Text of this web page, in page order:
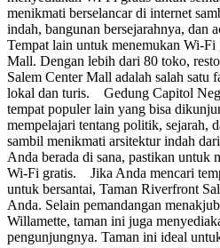
menikmati berselancar di internet
indah, bangunan bersejarahnya, dan
Tempat lain untuk menemukan Wi-Fi
Mall. Dengan lebih dari 80 toko,
Salem Center Mall adalah salah satu
lokal dan turis. Gedung Capitol
tempat populer lain yang bisa
mempelajari tentang politik, sejarah,
sambil menikmati arsitektur indah
Anda berada di sana, pastikan untuk
Wi-Fi gratis. Jika Anda mencari
untuk bersantai, Taman Riverfront
Anda. Selain pemandangan
Willamette, taman ini juga
pengunjungnya. Taman ini ideal